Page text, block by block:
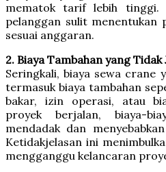
mematok tarif lebih tinggi.
pelanggan sulit menentukan
sesuai anggaran.
2. Biaya Tambahan yang Tidak
Seringkali, biaya sewa
termasuk biaya tambahan
bakar, izin operasi, atau
proyek berjalan, biaya-
mendadak dan
Ketidakjelasan ini
mengganggu kelancaran